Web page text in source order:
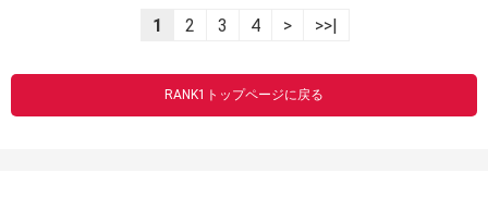
1 2 3 4 > >>|
RANK1トップページに戻る